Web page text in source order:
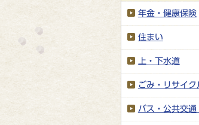
年金・健康保険
住まい
上・下水道
ごみ・リサイク
バス・公共交通